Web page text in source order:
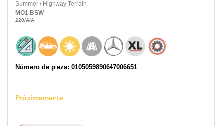
Summer / Highway Terrain
MO1 BSW
220/A/A
Número de pieza: 0105059890647006651
Próximamente